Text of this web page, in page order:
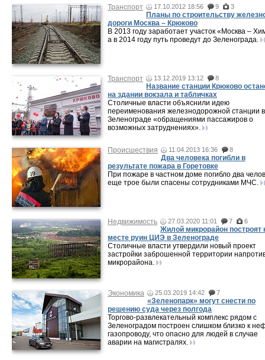
Транспорт 17.10.2012 18:56 9 3
Планы по строительству
дороги Москва – Крюково
В 2013 году заработает участок «Москва –
а в 2014 году путь проведут до Зеленограда.
Транспорт 13.12.2019 13:12 8
Название станции Крюково
на здании вокзала и табличках
Столичные власти объяснили идею
переименования железнодорожной станции в
Зеленограде «обращениями пассажиров о
возможных затруднениях».
Происшествия 11.04.2013 16:36 8
Два человека погибли в
результате пожара в Горетовке
При пожаре в частном доме погибло два
еще трое были спасены сотрудниками МЧС.
Недвижимость 27.03.2020 11:01 7 6
Жилой микрорайон построят
месте руин ЦИЭ в Зеленограде
Столичные власти утвердили новый проект
застройки заброшенной территории
микрорайона.
Экономика 25.03.2019 14:42 7
«Зеленопарк» могут снести по
решению суда через полгода
Торгово-развлекательный комплекс рядом с
Зеленоградом построен слишком близко к
газопроводу, что опасно для людей в случае
аварии на магистралях.